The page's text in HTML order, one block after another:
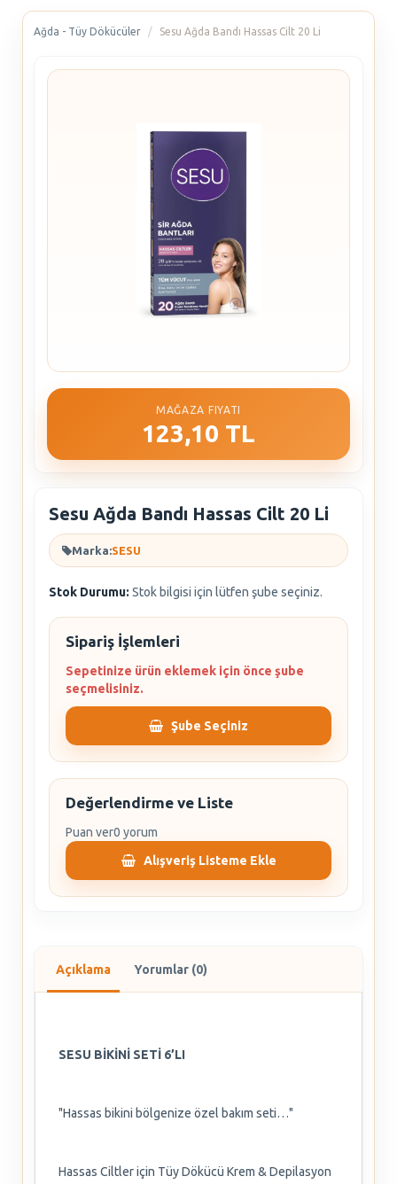
Ağda - Tüy Dökücüler Sesu Ağda Bandı Hassas Cilt 20 Li
MAĞAZA FIYATI
123,10 TL
Sesu Ağda Bandı Hassas Cilt 20 Li
Marka:SESU
Stok Durumu: Stok bilgisi için lütfen şube seçiniz.
Sipariş İşlemleri
Sepetinize ürün eklemek için önce şube
seçmelisiniz.
Şube Seçiniz
Değerlendirme ve Liste
Puan ver0 yorum
Alışveriş Listeme Ekle
Açıklama Yorumlar (0)
SESU BİKİNİ SETİ 6’LI
"Hassas bikini bölgenize özel bakım seti…"
Hassas Ciltler için Tüy Dökücü Krem & Depilasyon